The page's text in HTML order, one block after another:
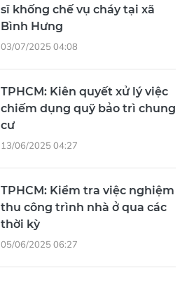
sĩ khống chế vụ cháy tại xã
Bình Hưng
03/07/2025 04:08
TPHCM: Kiên quyết xử lý việc
chiếm dụng quỹ bảo trì chung
cư
13/06/2025 04:27
TPHCM: Kiểm tra việc nghiệm
thu công trình nhà ở qua các
thời kỳ
05/06/2025 06:27